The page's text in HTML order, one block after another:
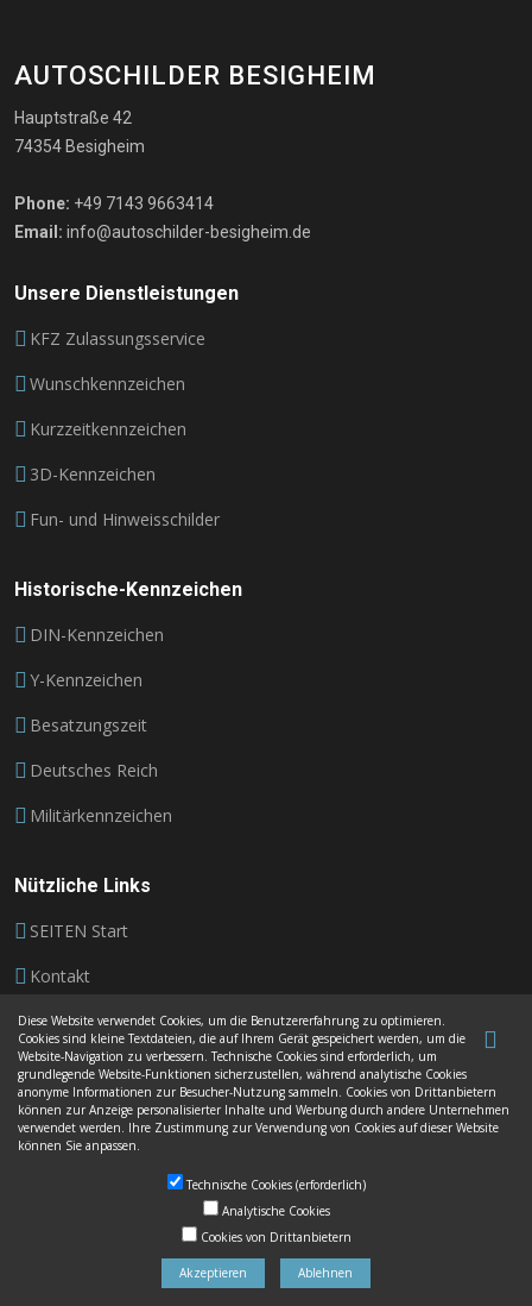
AUTOSCHILDER BESIGHEIM
Hauptstraße 42
74354 Besigheim
Phone: +49 7143 9663414
Email: info@autoschilder-besigheim.de
Unsere Dienstleistungen
KFZ Zulassungsservice
Wunschkennzeichen
Kurzzeitkennzeichen
3D-Kennzeichen
Fun- und Hinweisschilder
Historische-Kennzeichen
DIN-Kennzeichen
Y-Kennzeichen
Besatzungszeit
Deutsches Reich
Militärkennzeichen
Nützliche Links
SEITEN Start
Kontakt
Impressum
Datenschutz
AGB
© UrheberrechteAutoschilder Besigheim
vorbehalten
2026.
Diese Website verwendet Cookies, um die Benutzererfahrung zu optimieren.
Cookies sind kleine Textdateien, die auf Ihrem Gerät gespeichert werden, um die
Website-Navigation zu verbessern. Technische Cookies sind erforderlich, um
grundlegende Website-Funktionen sicherzustellen, während analytische Cookies
anonyme Informationen zur Besucher-Nutzung sammeln. Cookies von Drittanbietern
können zur Anzeige personalisierter Inhalte und Werbung durch andere Unternehmen
verwendet werden. Ihre Zustimmung zur Verwendung von Cookies auf dieser Website
können Sie anpassen.
Technische Cookies (erforderlich)
Analytische Cookies
Cookies von Drittanbietern
Akzeptieren Ablehnen